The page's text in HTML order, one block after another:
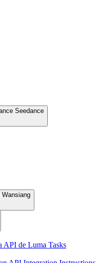
Seedance
Wansiang
API de Luma Tasks